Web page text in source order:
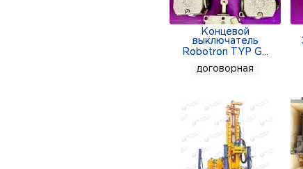
Концевой
выключатель
Robotron TYP G
договорная